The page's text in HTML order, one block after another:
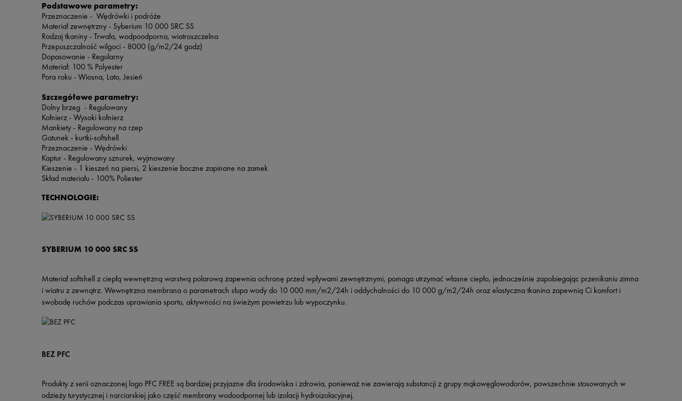
Podstawowe parametry:
Przeznaczenie - Wędrówki i podróże
Materiał zewnętrzny - Syberium 10 000 SRC SS
Rodzaj tkaniny - Trwała, wodpoodporna, wiatroszczelna
Przepuszczalność wilgoci - 8000 (g/m2/24 godz)
Dopasowanie - Regularny
Materiał: 100 % Polyester
Pora roku - Wiosna, Lato, Jesień
Szczegółowe parametry:
Dolny brzeg - Regulowany
Kołnierz - Wysoki kołnierz
Mankiety - Regulowany na rzep
Gatunek - kurtki-softshell
Przeznaczenie - Wędrówki
Kaptur - Regulowany sznurek, wyjmowany
Kieszenie - 1 kieszeń na piersi, 2 kieszenie boczne zapinane na zamek
Skład materiału - 100% Poliester
TECHNOLOGIE:
SYBERIUM 10 000 SRC SS
Materiał softshell z ciepłą wewnętrzną warstwą polarową zapewnia ochronę przed wpływami zewnętrznymi, pomaga utrzymać własne ciepło, jednocześnie zapobiegając przenikaniu zimna
i wiatru z zewnątrz. Wewnętrzna membrana o parametrach słupa wody do 10 000 mm/m2/24h i oddychalności do 10 000 g/m2/24h oraz elastyczna tkanina zapewnią Ci komfort i
swobodę ruchów podczas uprawiania sportu, aktywności na świeżym powietrzu lub wypoczynku.
BEZ PFC
Produkty z serii oznaczonej logo PFC FREE są bardziej przyjazne dla środowiska i zdrowia, ponieważ nie zawierają substancji z grupy mąkowęglowodorów, powszechnie stosowanych w
odzieży turystycznej i narciarskiej jako część membrany wodoodpornej lub izolacji hydroizolacyjnej.